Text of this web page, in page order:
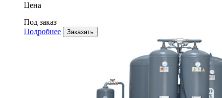
Цена
Под заказ
Подробнее
Заказать